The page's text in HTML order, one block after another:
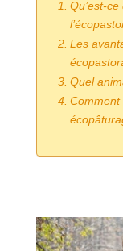
Qu’est-
Les
Quel
Comment